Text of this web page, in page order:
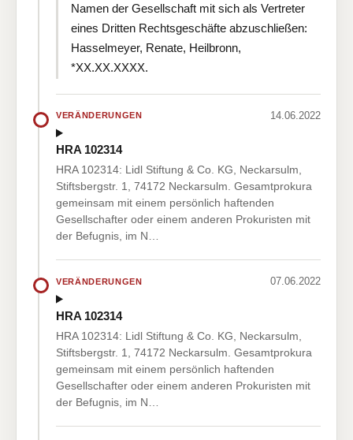
Namen der Gesellschaft mit sich als Vertreter
eines Dritten Rechtsgeschäfte abzuschließen:
Hasselmeyer, Renate, Heilbronn,
*XX.XX.XXXX.
VERÄNDERUNGEN 14.06.2022
HRA 102314
HRA 102314: Lidl Stiftung & Co. KG, Neckarsulm,
Stiftsbergstr. 1, 74172 Neckarsulm. Gesamtprokura
gemeinsam mit einem persönlich haftenden
Gesellschafter oder einem anderen Prokuristen mit
der Befugnis, im N…
VERÄNDERUNGEN 07.06.2022
HRA 102314
HRA 102314: Lidl Stiftung & Co. KG, Neckarsulm,
Stiftsbergstr. 1, 74172 Neckarsulm. Gesamtprokura
gemeinsam mit einem persönlich haftenden
Gesellschafter oder einem anderen Prokuristen mit
der Befugnis, im N…